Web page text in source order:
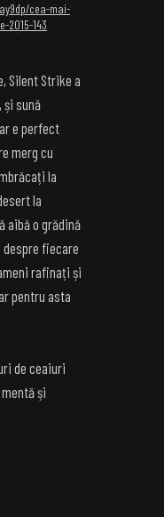
cea-mai-
2015-143
Silent Strike a
și sună
e perfect
merg cu
la
la
aibă o grădină
despre fiecare
rafinați și
pentru asta
de ceaiuri
și